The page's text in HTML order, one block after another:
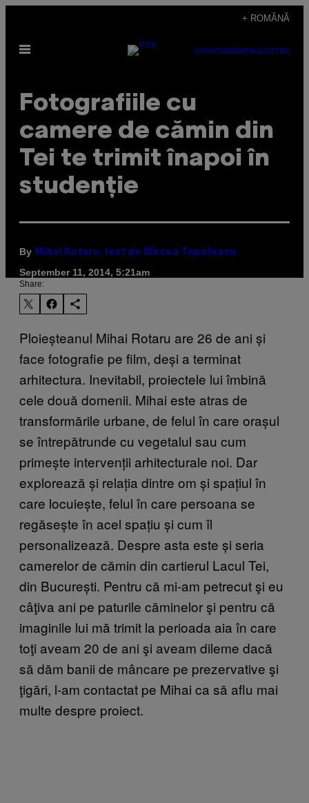
content
+ ROMÂNĂ
Open
SUBSCRIBENEWSLETTER
Fotografiile cu
camere de cămin din
Tei te trimit înapoi în
studenţie
By Mihai Rotaru, text de Mircea Topoleanu
September 11, 2014, 5:21am
Share:
Ploieșteanul Mihai Rotaru are 26 de ani și
face fotografie pe film, deși a terminat
arhitectura. Inevitabil, proiectele lui îmbină
cele două domenii. Mihai este atras de
transformările urbane, de felul în care orașul
se întrepătrunde cu vegetalul sau cum
primește intervenții arhitecturale noi. Dar
explorează și relația dintre om și spațiul în
care locuiește, felul în care persoana se
regăsește în acel spațiu și cum îl
personalizează. Despre asta este și seria
camerelor de cămin din cartierul Lacul Tei,
din București. Pentru că mi-am petrecut şi eu
câţiva ani pe paturile căminelor şi pentru că
imaginile lui mă trimit la perioada aia în care
toţi aveam 20 de ani şi aveam dileme dacă
să dăm banii de mâncare pe prezervative şi
ţigări, l-am contactat pe Mihai ca să aflu mai
multe despre proiect.